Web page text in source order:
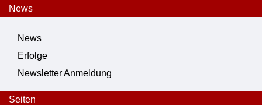
News
News
Erfolge
Newsletter Anmeldung
Seiten